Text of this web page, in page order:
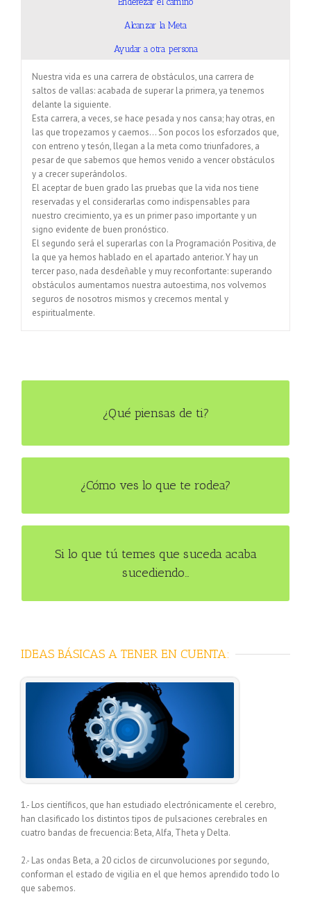
Alcanzar la Meta
Ayudar a otra persona
Nuestra vida es una carrera de obstáculos, una carrera de
saltos de vallas: acabada de superar la primera, ya tenemos
delante la siguiente.
Esta carrera, a veces, se hace pesada y nos cansa; hay otras, en
las que tropezamos y caemos… Son pocos los esforzados que,
con entreno y tesón, llegan a la meta como triunfadores, a
pesar de que sabemos que hemos venido a vencer obstáculos
y a crecer superándolos.
El aceptar de buen grado las pruebas que la vida nos tiene
reservadas y el considerarlas como indispensables para
nuestro crecimiento, ya es un primer paso importante y un
signo evidente de buen pronóstico.
El segundo será el superarlas con la Programación Positiva, de
la que ya hemos hablado en el apartado anterior. Y hay un
tercer paso, nada desdeñable y muy reconfortante: superando
obstáculos aumentamos nuestra autoestima, nos volvemos
seguros de nosotros mismos y crecemos mental y
espiritualmente.
¿Qué piensas de ti?
Modifica la imagen que tienes de ti y del mundo y tu vida
cambiará.
¿Cómo ves lo que te rodea?
No te conformes con tu realidad actual y crea una nueva.
Si lo que tú temes que suceda acaba
sucediendo…
Acepta que lo que piensas crea efectos tangibles en tu vida y
rechaza todo pensamiento negativo.
IDEAS BÁSICAS A TENER EN CUENTA:
1.- Los científicos, que han estudiado electrónicamente el cerebro,
han clasificado los distintos tipos de pulsaciones cerebrales en
cuatro bandas de frecuencia: Beta, Alfa, Theta y Delta.
2.- Las ondas Beta, a 20 ciclos de circunvoluciones por segundo,
conforman el estado de vigilia en el que hemos aprendido todo lo
que sabemos.